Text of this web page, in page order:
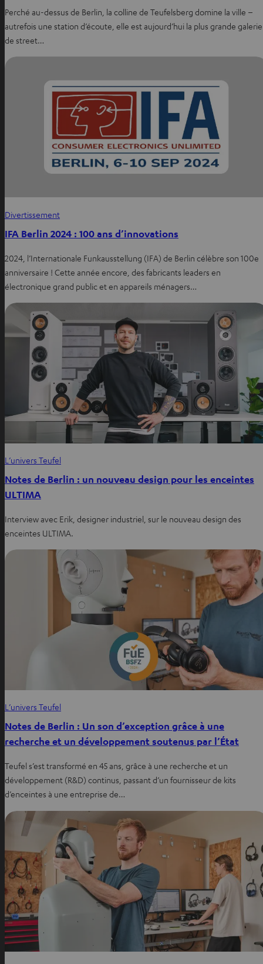
Perché au-dessus de Berlin, la colline de Teufelsberg domine la ville –
autrefois une station d’écoute, elle est aujourd’hui la plus grande galerie
de street…
Divertissement
IFA Berlin 2024 : 100 ans d’innovations
2024, l’Internationale Funkausstellung (IFA) de Berlin célèbre son 100e
anniversaire ! Cette année encore, des fabricants leaders en
électronique grand public et en appareils ménagers…
L’univers Teufel
Notes de Berlin : un nouveau design pour les enceintes
ULTIMA
Interview avec Erik, designer industriel, sur le nouveau design des
enceintes ULTIMA.
L’univers Teufel
Notes de Berlin : Un son d’exception grâce à une
recherche et un développement soutenus par l’État
Teufel s’est transformé en 45 ans, grâce à une recherche et un
développement (R&D) continus, passant d’un fournisseur de kits
d’enceintes à une entreprise de…